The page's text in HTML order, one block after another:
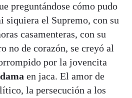
preguntándose cómo pudo
siquiera el Supremo, con su
casamenteras, con su
no de corazón, se creyó al
por la jovencita
en jaca. El amor de
la persecución a los